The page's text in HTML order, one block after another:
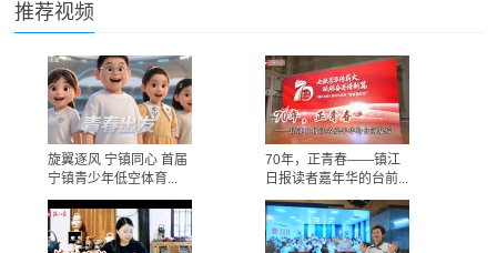
推荐视频
旋翼逐风 宁镇同心 首届
宁镇青少年低空体育...
70年，正青春——镇江
日报读者嘉年华的台前...